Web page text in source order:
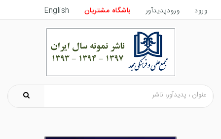
ورود ورودپدیدآور باشگاه مشتریان English